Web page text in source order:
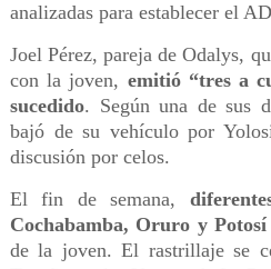
analizadas para establecer el
Joel Pérez, pareja de Odalys,
con la joven, emitió “tres a
sucedido. Según una de sus
bajó de su vehículo por
discusión por celos.
El fin de semana,
Cochabamba, Oruro y Potosí
de la joven. El rastrillaje se